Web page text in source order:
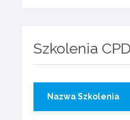
Szkolenia CPD
Nazwa Szkolenia